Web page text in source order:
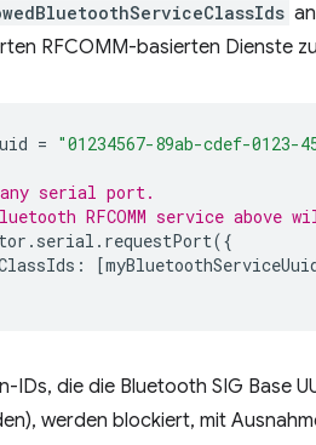
an
RFCOMM-basierten Dienste
= "01234567-89ab-cdef-0123-
serial port.
RFCOMM service above
. serial . requestPort({
: [
IDs, die die Bluetooth SIG Base
werden blockiert, mit